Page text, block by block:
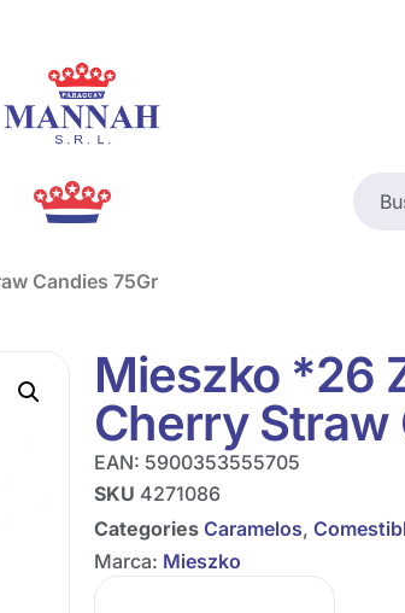
Candies 75Gr
Mieszko *26
Cherry Straw
EAN: 5900353555705
SKU 4271086
Categories Caramelos,
Marca: Mieszko